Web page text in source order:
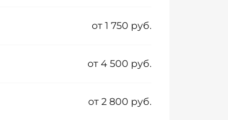
от 1 750 руб.
от 4 500 руб.
от 2 800 руб.